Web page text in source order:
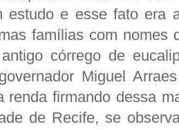
estudo e esse fato era
famílias com nomes
córrego de
Miguel
renda firmando dessa
de Recife, se